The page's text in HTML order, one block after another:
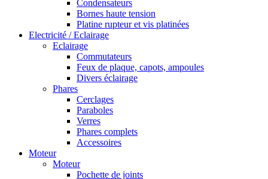
Condensateurs
Bornes haute tension
Platine rupteur et vis platinées
Electricité / Eclairage
Eclairage
Commutateurs
Feux de plaque, capots, ampoules
Divers éclairage
Phares
Cerclages
Paraboles
Verres
Phares complets
Accessoires
Moteur
Moteur
Pochette de joints